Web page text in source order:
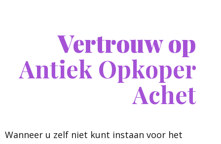
Vertrouw op
Antiek Opkoper
Achet
Wanneer u zelf niet kunt instaan voor het